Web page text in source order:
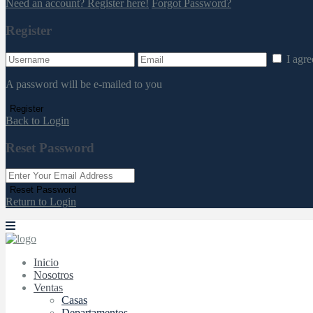
Need an account? Register here! Forgot Password?
Register
I
A password will be e-mailed to you
Register
Back to Login
Reset Password
Reset Password
Return to Login
Inicio
Nosotros
Ventas
Casas